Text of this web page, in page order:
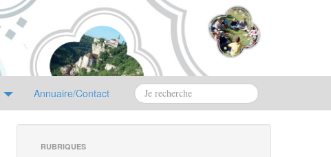
Annuaire/Contact
RUBRIQUES